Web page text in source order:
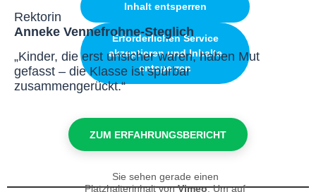
Inhalt entsperren
Erforderlichen Service
akzeptieren und Inhalte
entsperren
Rektorin
Anneke Vennefrohne-Steglich
„Kinder, die erst unsicher waren, haben Mut
gefasst – die Klasse ist spürbar
zusammengerückt.“
ZUM ERFAHRUNGSBERICHT
Sie sehen gerade einen
Platzhalterinhalt vonVimeo. Um auf